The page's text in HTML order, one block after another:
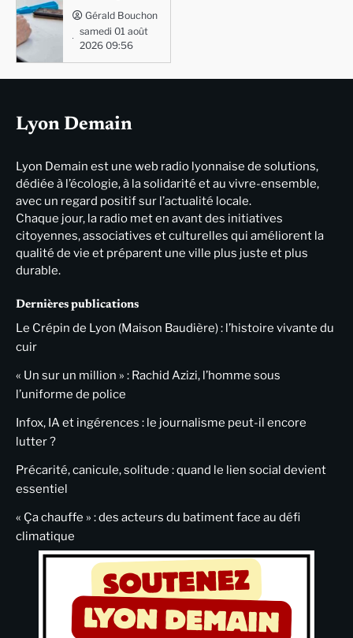
Gérald Bouchon
samedi 01 août
2026 09:56
Lyon Demain
Lyon Demain est une web radio lyonnaise de solutions,
dédiée à l’écologie, à la solidarité et au vivre-ensemble,
avec un regard positif sur l’actualité locale.
Chaque jour, la radio met en avant des initiatives
citoyennes, associatives et culturelles qui améliorent la
qualité de vie et préparent une ville plus juste et plus
durable.
Dernières publications
Le Crépin de Lyon (Maison Baudière) : l’histoire vivante du
cuir
« Un sur un million » : Rachid Azizi, l’homme sous
l’uniforme de police
Infox, IA et ingérences : le journalisme peut-il encore
lutter ?
Précarité, canicule, solitude : quand le lien social devient
essentiel
« Ça chauffe » : des acteurs du batiment face au défi
climatique